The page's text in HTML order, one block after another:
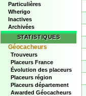
Particulières
Wherigo
Inactives
Archivées
STATISTIQUES
Géocacheurs
Trouveurs
Placeurs France
Évolution des placeurs
Placeurs région
Placeurs département
Awarded Géocacheurs